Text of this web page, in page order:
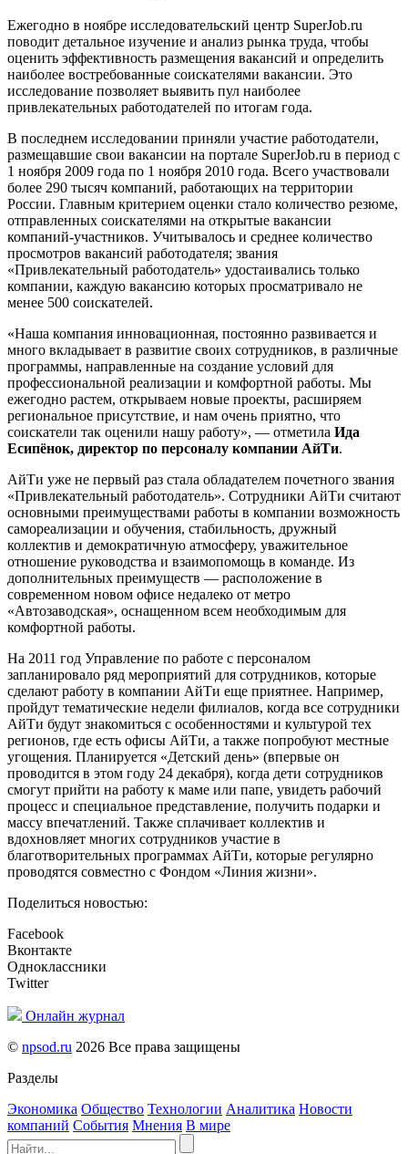
Ежегодно в ноябре исследовательский центр SuperJob.ru
поводит детальное изучение и анализ рынка труда, чтобы
оценить эффективность размещения вакансий и определить
наиболее востребованные соискателями вакансии. Это
исследование позволяет выявить пул наиболее
привлекательных работодателей по итогам года.
В последнем исследовании приняли участие работодатели,
размещавшие свои вакансии на портале SuperJob.ru в период с
1 ноября 2009 года по 1 ноября 2010 года. Всего участвовали
более 290 тысяч компаний, работающих на территории
России. Главным критерием оценки стало количество резюме,
отправленных соискателями на открытые вакансии
компаний-участников. Учитывалось и среднее количество
просмотров вакансий работодателя; звания
«Привлекательный работодатель» удостаивались только
компании, каждую вакансию которых просматривало не
менее 500 соискателей.
«Наша компания инновационная, постоянно развивается и
много вкладывает в развитие своих сотрудников, в различные
программы, направленные на создание условий для
профессиональной реализации и комфортной работы. Мы
ежегодно растем, открываем новые проекты, расширяем
региональное присутствие, и нам очень приятно, что
соискатели так оценили нашу работу», — отметила Ида
Есипёнок, директор по персоналу компании АйТи.
АйТи уже не первый раз стала обладателем почетного звания
«Привлекательный работодатель». Сотрудники АйТи считают
основными преимуществами работы в компании возможность
самореализации и обучения, стабильность, дружный
коллектив и демократичную атмосферу, уважительное
отношение руководства и взаимопомощь в команде. Из
дополнительных преимуществ — расположение в
современном новом офисе недалеко от метро
«Автозаводская», оснащенном всем необходимым для
комфортной работы.
На 2011 год Управление по работе с персоналом
запланировало ряд мероприятий для сотрудников, которые
сделают работу в компании АйТи еще приятнее. Например,
пройдут тематические недели филиалов, когда все сотрудники
АйТи будут знакомиться с особенностями и культурой тех
регионов, где есть офисы АйТи, а также попробуют местные
угощения. Планируется «Детский день» (впервые он
проводится в этом году 24 декабря), когда дети сотрудников
смогут прийти на работу к маме или папе, увидеть рабочий
процесс и специальное представление, получить подарки и
массу впечатлений. Также сплачивает коллектив и
вдохновляет многих сотрудников участие в
благотворительных программах АйТи, которые регулярно
проводятся совместно с Фондом «Линия жизни».
Поделиться новостью:
Facebook
Вконтакте
Одноклассники
Twitter
Онлайн журнал
© npsod.ru 2026 Все права защищены
Разделы
Экономика Общество Технологии Аналитика Новости
компаний События Мнения В мире